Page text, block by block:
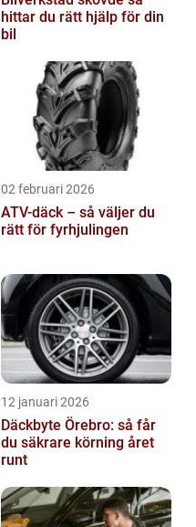
hittar du rätt hjälp för din
bil
02 februari 2026
ATV-däck – så väljer du
rätt för fyrhjulingen
12 januari 2026
Däckbyte Örebro: så får
du säkrare körning året
runt